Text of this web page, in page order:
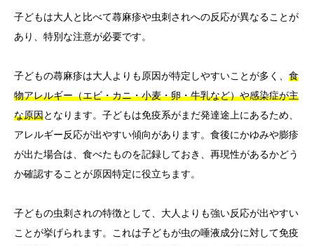
子どもは大人と比べて蕁麻疹や虫刺されへの反応が異なることが
あり、特別な注意が必要です。
子どもの蕁麻疹は大人よりも原因が特定しやすいことが多く、 食
物アレルギー（エビ・カニ・小麦・卵・牛乳など）や感染症が主
な原因となります。子どもは免疫系がまだ発達途上にあるため、
アレルギー反応が出やすい傾向があります。食後にかゆみや膨疹
が出た場合は、食べたものを記録しておき、再現性があるかどう
か確認することが原因特定に役立ちます。
子どもの虫刺されの特徴として、大人よりも強い反応が出やすい
ことが挙げられます。これは子どもが虫の唾液成分に対して免疫